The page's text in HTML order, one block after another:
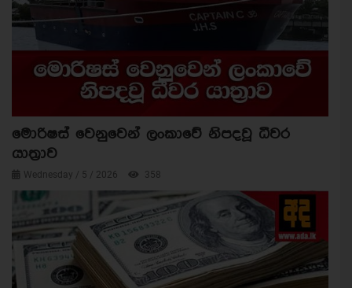
මොරිෂස් වෙනුවෙන් ලංකාවේ නිපදවූ ධීවර
යාත්‍රාව
Wednesday / 5 / 2026 358